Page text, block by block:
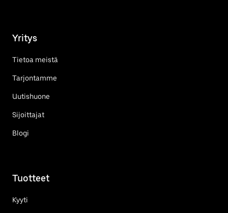
Yritys
Tietoa meistä
Tarjontamme
Uutishuone
Sijoittajat
Blogi
Tuotteet
Kyyti